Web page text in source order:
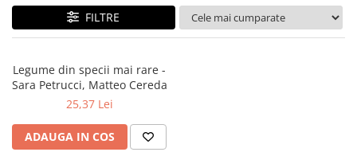
Arte Divinatorii
Chiromantie
Dezvoltare Spirituala
Minte Corp
FILTRE
Legume din specii mai rare -
Sara Petrucci, Matteo Cereda
25,37 Lei
ADAUGA IN COS